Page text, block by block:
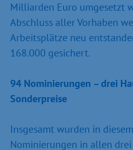
Milliarden Euro umgesetzt
Abschluss aller Vorhaben
Arbeitsplätze neu
168.000 gesichert.
94 Nominierungen – drei
Sonderpreise
Insgesamt wurden in
Nominierungen in allen